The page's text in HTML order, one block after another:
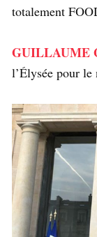
totalement
GUILLAUME
l’Élysée pour le